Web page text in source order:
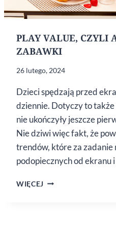
PLAY VALUE, CZYLI
ZABAWKI
26 lutego, 2024
Dzieci spędzają przed
dziennie. Dotyczy to
nie ukończyły jeszcze
Nie dziwi więc fakt, że
trendów, które za zadanie
podopiecznych od ekranu
WIĘCEJ PLAY